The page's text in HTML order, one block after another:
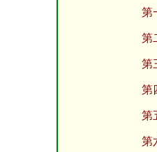
第
第
第
第
第
第